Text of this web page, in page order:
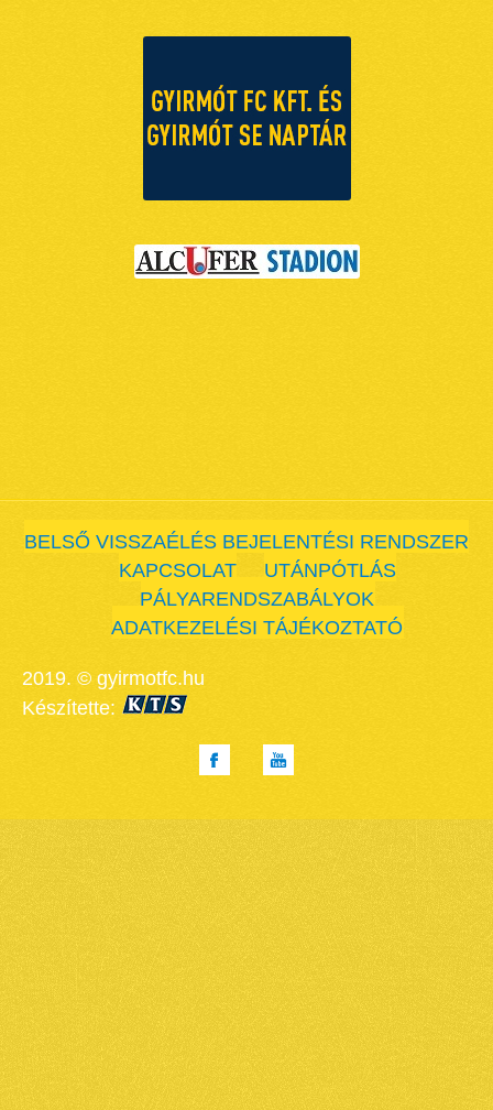
BELSŐ VISSZAÉLÉS BEJELENTÉSI RENDSZER
KAPCSOLAT
UTÁNPÓTLÁS
PÁLYARENDSZABÁLYOK
ADATKEZELÉSI TÁJÉKOZTATÓ
2019. © gyirmotfc.hu
Készítette: